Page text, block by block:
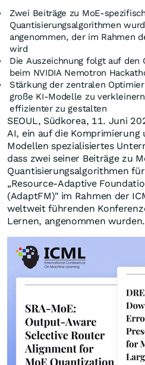
Zwei Beiträge zu MoE-
Quantisierungsalgorithmen
angenommen, der im Rahmen
wird
Die Auszeichnung folgt auf den
beim NVIDIA Nemotron
Stärkung der zentralen
große KI-Modelle zu
effizienter zu gestalten
SEOUL, Südkorea, 11. Juni
AI, ein auf die
Modellen spezialisiertes
dass zwei seiner Beiträge zu
Quantisierungsalgorithmen
„Resource-Adaptive
(AdaptFM)" im Rahmen der
weltweit führenden
Lernen, angenommen wurden.